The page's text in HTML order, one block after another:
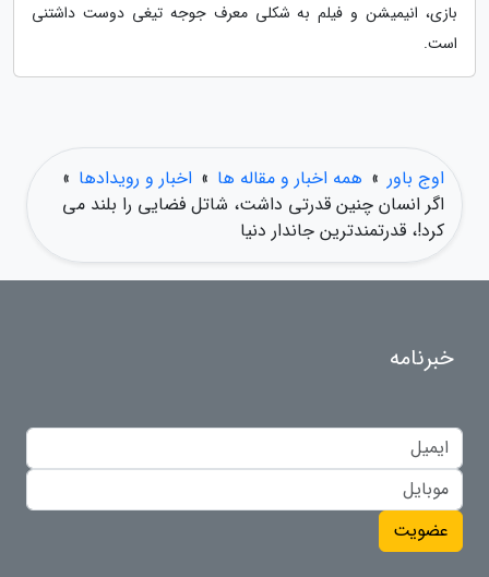
بازی، انیمیشن و فیلم به شکلی معرف جوجه تیغی دوست داشتنی
است.
اوج باور » همه اخبار و مقاله ها » اخبار و رویدادها »
اگر انسان چنین قدرتی داشت، شاتل فضایی را بلند می
کرد!، قدرتمندترین جاندار دنیا
خبرنامه
عضویت